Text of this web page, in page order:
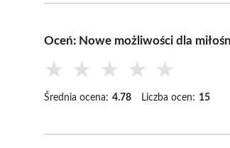
Oceń: Nowe możliwości dla
★ ★ ★ ★ ★
Średnia ocena: 4.78 Liczba ocen: 15